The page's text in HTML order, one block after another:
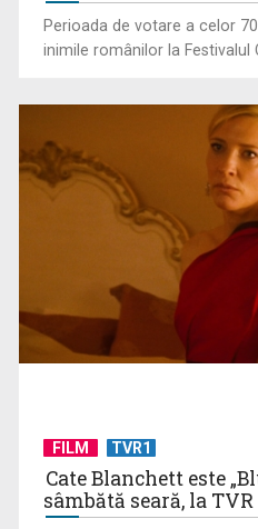
David Popovici atacă o
Perioada de votare a celor
inimile românilor la Festivalul
FILM TVR1
Cate Blanchett este
sâmbătă seară, la TVR